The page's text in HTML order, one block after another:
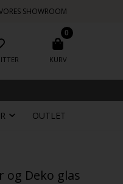
SHOWROOM
0
KURV
OUTLET
og Deko glas